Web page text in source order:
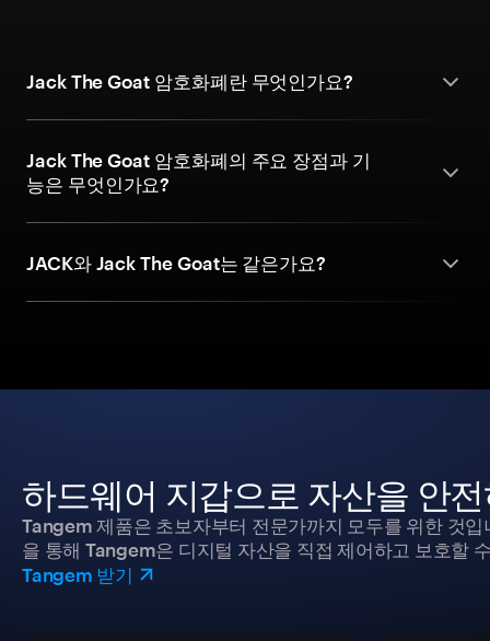
Jack The Goat 암호화폐란 무엇인가요?
Jack The Goat 암호화폐의 주요 장점과 기
능은 무엇인가요?
JACK와 Jack The Goat는 같은가요?
하드웨어 지갑으로 자산을 안
Tangem 제품은 초보자부터 전문가까지 모두를 위한 것
을 통해 Tangem은 디지털 자산을 직접 제어하고 보호할
Tangem 받기